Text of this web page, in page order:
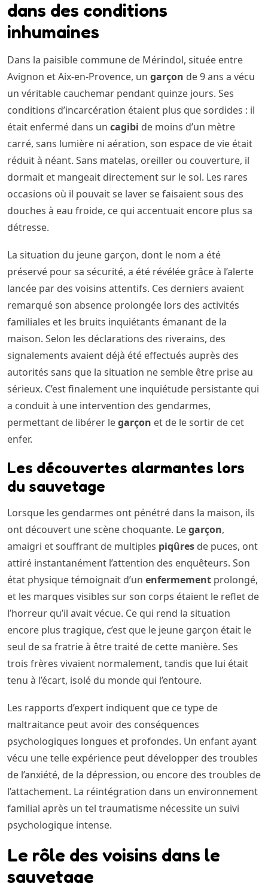
dans des conditions
inhumaines
Dans la paisible commune de Mérindol, située entre
Avignon et Aix-en-Provence, un garçon de 9 ans a vécu
un véritable cauchemar pendant quinze jours. Ses
conditions d’incarcération étaient plus que sordides : il
était enfermé dans un cagibi de moins d’un mètre
carré, sans lumière ni aération, son espace de vie était
réduit à néant. Sans matelas, oreiller ou couverture, il
dormait et mangeait directement sur le sol. Les rares
occasions où il pouvait se laver se faisaient sous des
douches à eau froide, ce qui accentuait encore plus sa
détresse.
La situation du jeune garçon, dont le nom a été
préservé pour sa sécurité, a été révélée grâce à l’alerte
lancée par des voisins attentifs. Ces derniers avaient
remarqué son absence prolongée lors des activités
familiales et les bruits inquiétants émanant de la
maison. Selon les déclarations des riverains, des
signalements avaient déjà été effectués auprès des
autorités sans que la situation ne semble être prise au
sérieux. C’est finalement une inquiétude persistante qui
a conduit à une intervention des gendarmes,
permettant de libérer legarçon et de le sortir de cet
enfer.
Les découvertes alarmantes lors
du sauvetage
Lorsque les gendarmes ont pénétré dans la maison, ils
ont découvert une scène choquante. Legarçon,
amaigri et souffrant de multiples piqûres de puces, ont
attiré instantanément l’attention des enquêteurs. Son
état physique témoignait d’un enfermement prolongé,
et les marques visibles sur son corps étaient le reflet de
l’horreur qu’il avait vécue. Ce qui rend la situation
encore plus tragique, c’est que le jeune garçon était le
seul de sa fratrie à être traité de cette manière. Ses
trois frères vivaient normalement, tandis que lui était
tenu à l’écart, isolé du monde qui l’entoure.
Les rapports d’expert indiquent que ce type de
maltraitance peut avoir des conséquences
psychologiques longues et profondes. Un enfant ayant
vécu une telle expérience peut développer des troubles
de l’anxiété, de la dépression, ou encore des troubles de
l’attachement. La réintégration dans un environnement
familial après un tel traumatisme nécessite un suivi
psychologique intense.
Le rôle des voisins dans le
sauvetage